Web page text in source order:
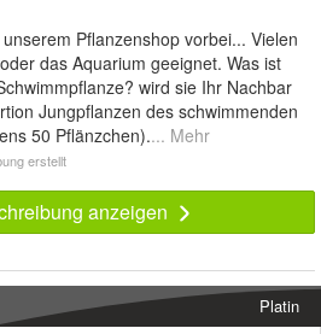
Pflanzenshop vorbei... Vielen
das Aquarium geeignet. Was ist
wird sie Ihr Nachbar
Jungpflanzen des schwimmenden
50 Pflänzchen).... Mehr
erstellt
anzeigen
Platin